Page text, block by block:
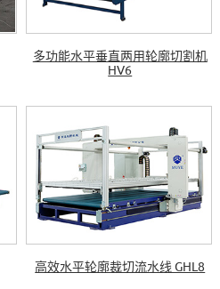
多功能水平垂直两用轮廓切割机
HV6
高效水平轮廓裁切流水线 GHL8